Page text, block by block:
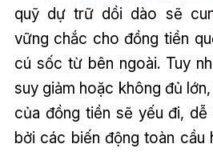
quỹ dự trữ dồi dào sẽ
vững chắc cho đồng tiền
cú sốc từ bên ngoài. Tuy
suy giảm hoặc không đủ
của đồng tiền sẽ yếu đi, dễ
bởi các biến động toàn cầu